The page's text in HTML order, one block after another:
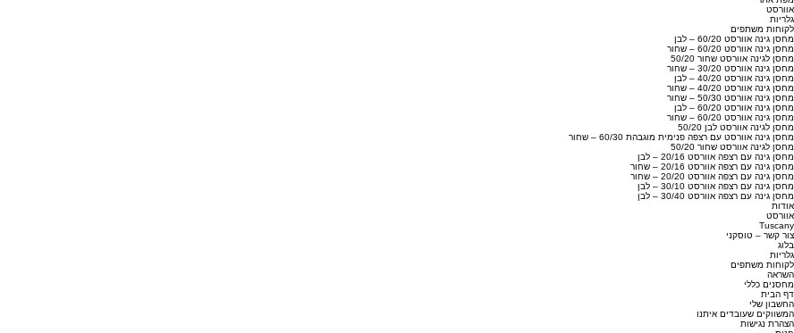
אוורסט
גלריות
לקוחות משתפים
מחסן גינה אוורסט 60/20 – לבן
מחסן גינה אוורסט 60/20 – שחור
מחסן לגינה אוורסט שחור 50/20
מחסן גינה אוורסט 30/20 – שחור
מחסן גינה אוורסט 40/20 – לבן
מחסן גינה אוורסט 40/20 – שחור
מחסן גינה אוורסט 50/30 – שחור
מחסן גינה אוורסט 60/20 – לבן
מחסן גינה אוורסט 60/20 – שחור
מחסן לגינה אוורסט לבן 50/20
מחסן גינה אוורסט עם רצפה פנימית מוגבהת 60/30 – שחור
מחסן לגינה אוורסט שחור 50/20
מחסן גינה עם רצפה אוורסט 20/16 – לבן
מחסן גינה עם רצפה אוורסט 20/16 – שחור
מחסן גינה עם רצפה אוורסט 20/20 – שחור
מחסן גינה עם רצפה אוורסט 30/10 – לבן
מחסן גינה עם רצפה אוורסט 30/40 – לבן
אודות
אוורסט
Tuscany
צור קשר – טוסקני
בלוג
גלריות
לקוחות משתפים
השראה
מחסנים כללי
דף הבית
החשבון שלי
המשווקים שעובדים איתנו
הצהרת נגישות